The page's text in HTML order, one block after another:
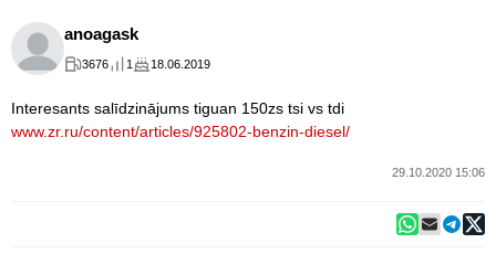
anoagask
3676 1 18.06.2019
Interesants salīdzinājums tiguan 150zs tsi vs tdi
www.zr.ru/content/articles/925802-benzin-diesel/
29.10.2020 15:06